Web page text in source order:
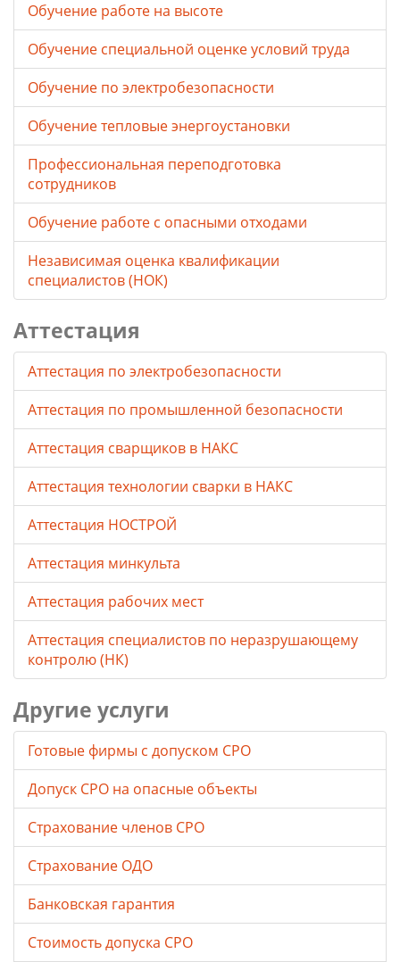
Обучение работе на высоте
Обучение специальной оценке условий труда
Обучение по электробезопасности
Обучение тепловые энергоустановки
Профессиональная переподготовка
сотрудников
Обучение работе с опасными отходами
Независимая оценка квалификации
специалистов (НОК)
Аттестация
Аттестация по электробезопасности
Аттестация по промышленной безопасности
Аттестация сварщиков в НАКС
Аттестация технологии сварки в НАКС
Аттестация НОСТРОЙ
Аттестация минкульта
Аттестация рабочих мест
Аттестация специалистов по неразрушающему
контролю (НК)
Другие услуги
Готовые фирмы с допуском СРО
Допуск СРО на опасные объекты
Страхование членов СРО
Страхование ОДО
Банковская гарантия
Стоимость допуска СРО